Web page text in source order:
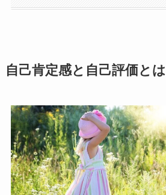
自己肯定感と自己評価とは